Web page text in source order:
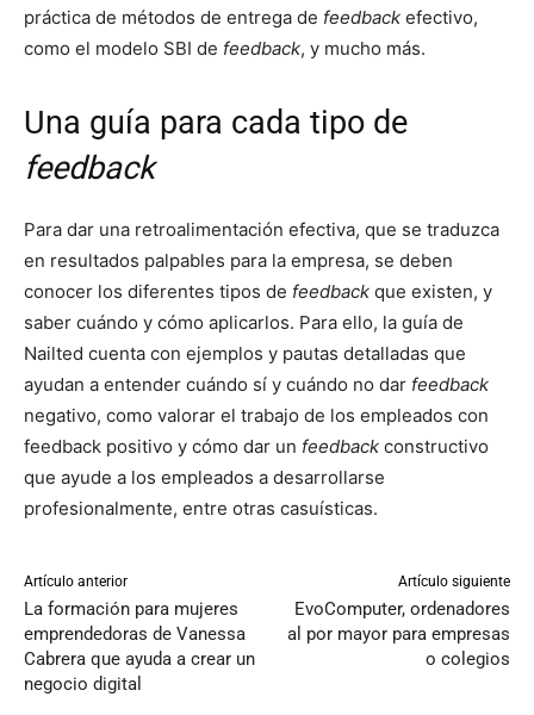
práctica de métodos de entrega de feedback efectivo,
como el modelo SBI de feedback, y mucho más.
Una guía para cada tipo de
feedback
Para dar una retroalimentación efectiva, que se traduzca
en resultados palpables para la empresa, se deben
conocer los diferentes tipos de feedback que existen, y
saber cuándo y cómo aplicarlos. Para ello, la guía de
Nailted cuenta con ejemplos y pautas detalladas que
ayudan a entender cuándo sí y cuándo no dar feedback
negativo, como valorar el trabajo de los empleados con
feedback positivo y cómo dar un feedback constructivo
que ayude a los empleados a desarrollarse
profesionalmente, entre otras casuísticas.
Artículo anterior
La formación para mujeres
emprendedoras de Vanessa
Cabrera que ayuda a crear un
negocio digital
Artículo siguiente
EvoComputer, ordenadores
al por mayor para empresas
o colegios